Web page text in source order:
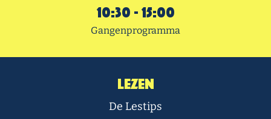
10:30 - 15:00
Gangenprogramma
Lezen
De Lestips